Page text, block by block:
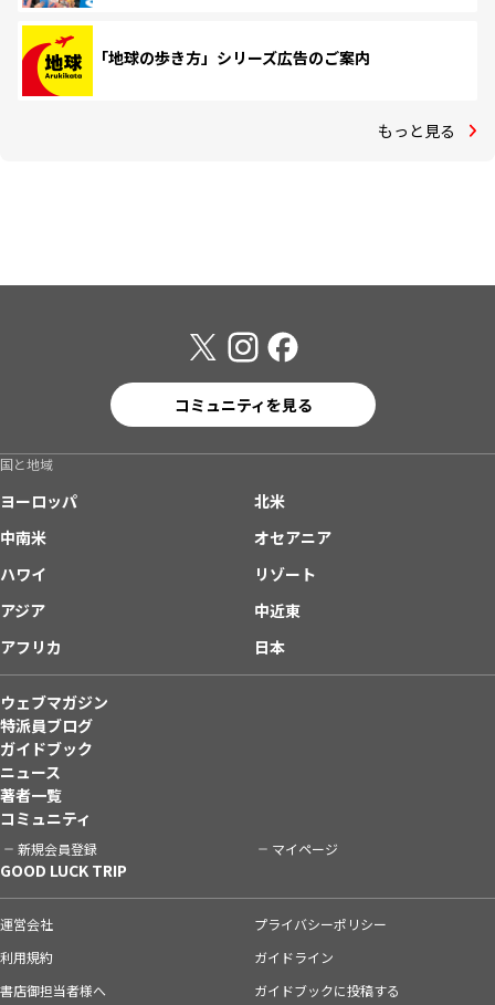
「地球の歩き方」シリーズ広告のご案内
もっと見る
コミュニティを見る
国と地域
ヨーロッパ
北米
中南米
オセアニア
ハワイ
リゾート
アジア
中近東
アフリカ
日本
ウェブマガジン
特派員ブログ
ガイドブック
ニュース
著者一覧
コミュニティ
新規会員登録 マイページ
GOOD LUCK TRIP
運営会社
プライバシーポリシー
利用規約
ガイドライン
書店御担当者様へ
ガイドブックに投稿する